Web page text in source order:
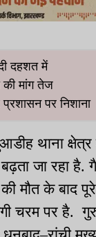
दहशत में
की मांग तेज
पर निशाना
थाना क्षेत्र
जा रहा
की मौत के बाद
चरम पर है.